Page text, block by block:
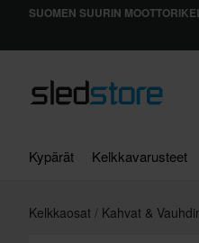
SUOMEN SUURIN
Kypärät Kelkkavarusteet
Kelkkaosat Kahvat &